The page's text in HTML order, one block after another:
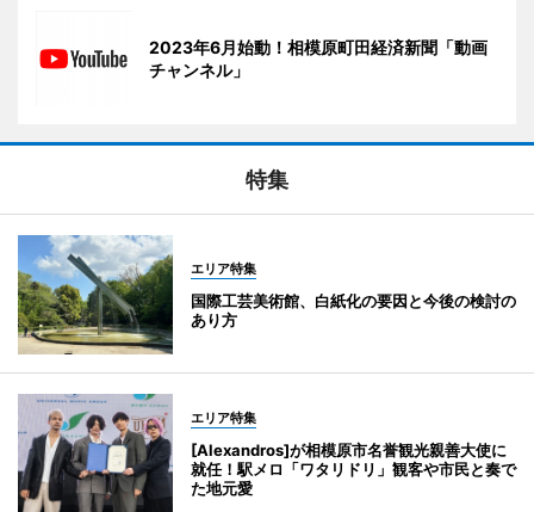
2023年6月始動！相模原町田経済新聞「動画
チャンネル」
特集
エリア特集
国際工芸美術館、白紙化の要因と今後の検討の
あり方
エリア特集
[Alexandros]が相模原市名誉観光親善大使に
就任！駅メロ「ワタリドリ」観客や市民と奏で
た地元愛